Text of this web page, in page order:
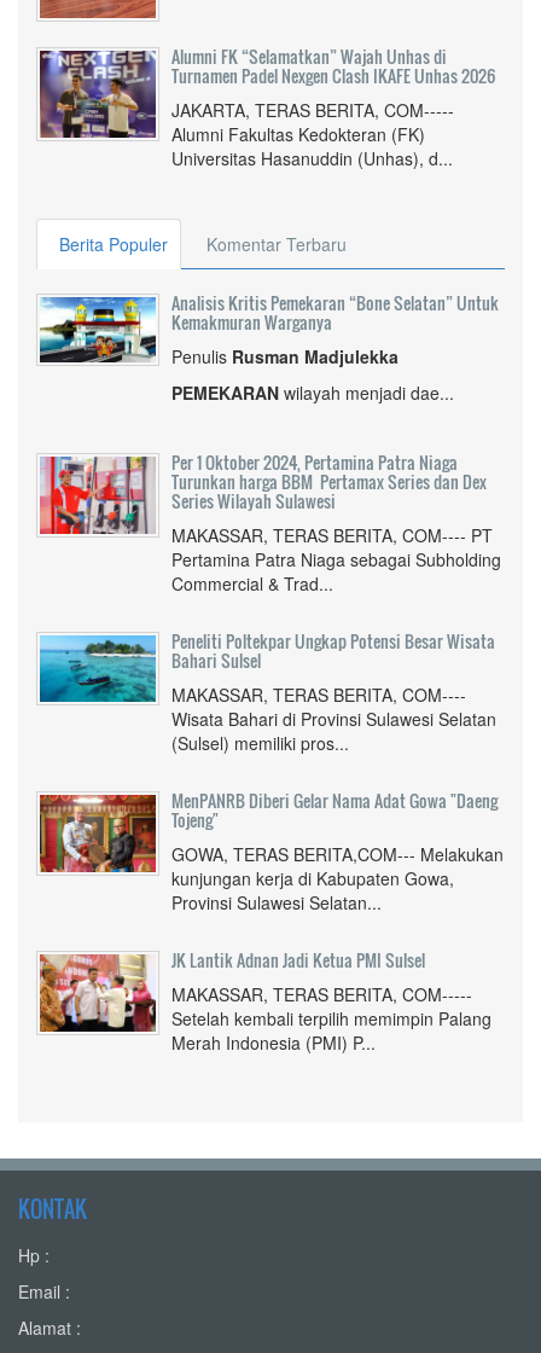
Alumni FK “Selamatkan” Wajah Unhas di
Turnamen Padel Nexgen Clash IKAFE Unhas 2026
JAKARTA, TERAS BERITA, COM-----
Alumni Fakultas Kedokteran (FK)
Universitas Hasanuddin (Unhas), d...
Berita Populer Komentar Terbaru
Analisis Kritis Pemekaran “Bone Selatan” Untuk
Kemakmuran Warganya
Penulis Rusman Madjulekka
PEMEKARAN wilayah menjadi dae...
Per 1 Oktober 2024, Pertamina Patra Niaga
Turunkan harga BBM Pertamax Series dan Dex
Series Wilayah Sulawesi
MAKASSAR, TERAS BERITA, COM---- PT
Pertamina Patra Niaga sebagai Subholding
Commercial & Trad...
Peneliti Poltekpar Ungkap Potensi Besar Wisata
Bahari Sulsel
MAKASSAR, TERAS BERITA, COM----
Wisata Bahari di Provinsi Sulawesi Selatan
(Sulsel) memiliki pros...
MenPANRB Diberi Gelar Nama Adat Gowa "Daeng
Tojeng"
GOWA, TERAS BERITA,COM--- Melakukan
kunjungan kerja di Kabupaten Gowa,
Provinsi Sulawesi Selatan...
JK Lantik Adnan Jadi Ketua PMI Sulsel
MAKASSAR, TERAS BERITA, COM-----
Setelah kembali terpilih memimpin Palang
Merah Indonesia (PMI) P...
KONTAK
Hp :
Email :
Alamat :